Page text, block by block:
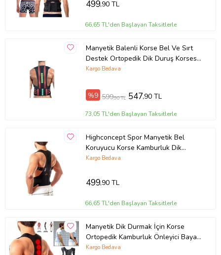
499,90 TL
66,65 TL'den Başlayan Taksitlerle
Manyetik Balenli Korse Bel Ve Sırt
Destek Ortopedik Dik Duruş Korsesi
Omuz Skolyoz Kamburluk
Kargo Bedava
%9 599,90 TL 547,90 TL
73,05 TL'den Başlayan Taksitlerle
Highconcept Spor Manyetik Bel
Koruyucu Korse Kamburluk Dik
Duruş Korsesi Dik Duruş Aparatı
Kargo Bedava
499,90 TL
66,65 TL'den Başlayan Taksitlerle
Manyetik Dik Durmak İçin Korse
Ortopedik Kamburluk Önleyici Bayan
Erkek Dik Duruş Bel Sırt Korsesi
Kargo Bedava